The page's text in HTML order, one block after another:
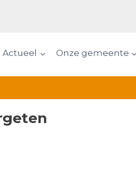
Actueel Onze gemeente